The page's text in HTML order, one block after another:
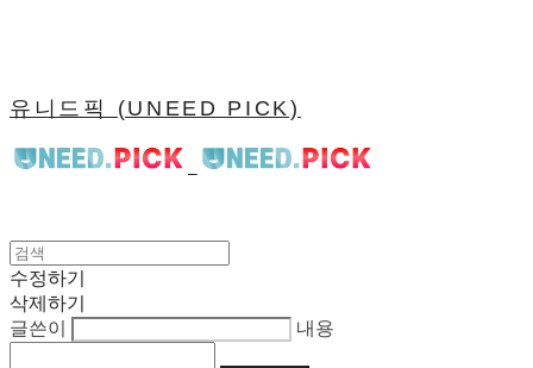
유니드픽 (UNEED PICK)
수정하기
삭제하기
글쓴이
내용